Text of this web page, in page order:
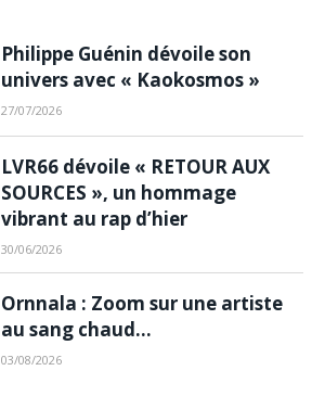
Philippe Guénin dévoile son
univers avec « Kaokosmos »
27/07/2026
LVR66 dévoile « RETOUR AUX
SOURCES », un hommage
vibrant au rap d’hier
30/06/2026
Ornnala : Zoom sur une artiste
au sang chaud…
03/08/2026